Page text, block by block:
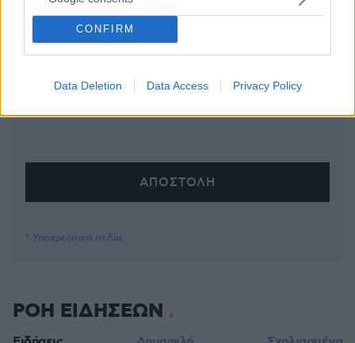
CONFIRM
Data Deletion Data Access Privacy Policy
* Υποχρεωτικά πεδία
ΡΟΗ ΕΙΔΗΣΕΩΝ